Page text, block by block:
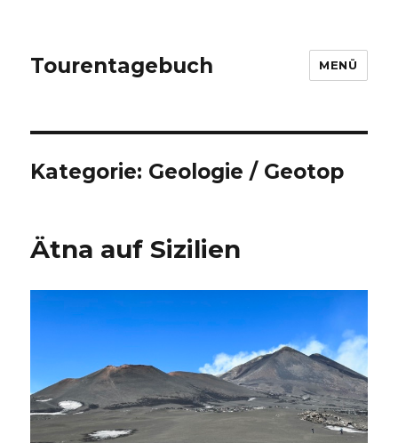
Tourentagebuch MENÜ
Kategorie: Geologie / Geotop
Ätna auf Sizilien